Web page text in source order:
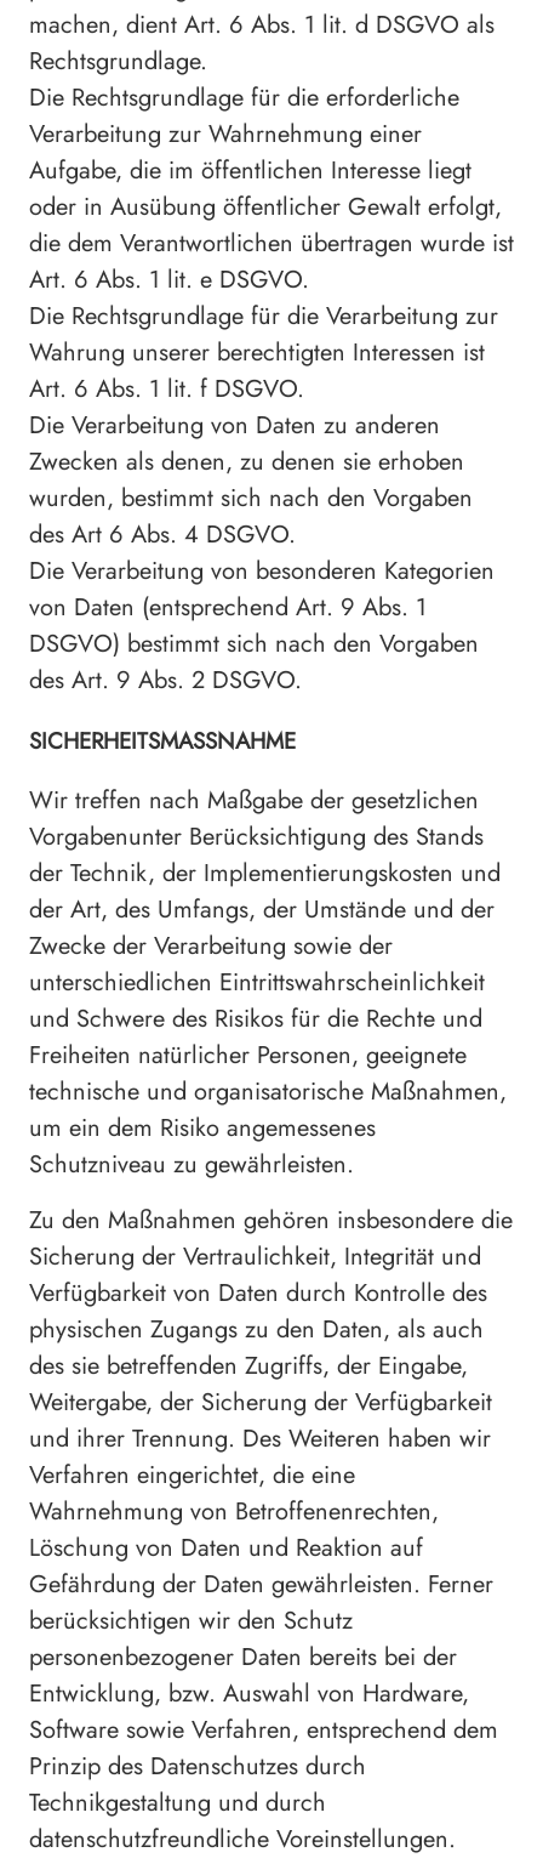
machen, dient Art. 6 Abs. 1 lit. d DSGVO als
Rechtsgrundlage.
Die Rechtsgrundlage für die erforderliche
Verarbeitung zur Wahrnehmung einer
Aufgabe, die im öffentlichen Interesse liegt
oder in Ausübung öffentlicher Gewalt erfolgt,
die dem Verantwortlichen übertragen wurde ist
Art. 6 Abs. 1 lit. e DSGVO.
Die Rechtsgrundlage für die Verarbeitung zur
Wahrung unserer berechtigten Interessen ist
Art. 6 Abs. 1 lit. f DSGVO.
Die Verarbeitung von Daten zu anderen
Zwecken als denen, zu denen sie erhoben
wurden, bestimmt sich nach den Vorgaben
des Art 6 Abs. 4 DSGVO.
Die Verarbeitung von besonderen Kategorien
von Daten (entsprechend Art. 9 Abs. 1
DSGVO) bestimmt sich nach den Vorgaben
des Art. 9 Abs. 2 DSGVO.
SICHERHEITSMASSNAHME
Wir treffen nach Maßgabe der gesetzlichen
Vorgabenunter Berücksichtigung des Stands
der Technik, der Implementierungskosten und
der Art, des Umfangs, der Umstände und der
Zwecke der Verarbeitung sowie der
unterschiedlichen Eintrittswahrscheinlichkeit
und Schwere des Risikos für die Rechte und
Freiheiten natürlicher Personen, geeignete
technische und organisatorische Maßnahmen,
um ein dem Risiko angemessenes
Schutzniveau zu gewährleisten.
Zu den Maßnahmen gehören insbesondere die
Sicherung der Vertraulichkeit, Integrität und
Verfügbarkeit von Daten durch Kontrolle des
physischen Zugangs zu den Daten, als auch
des sie betreffenden Zugriffs, der Eingabe,
Weitergabe, der Sicherung der Verfügbarkeit
und ihrer Trennung. Des Weiteren haben wir
Verfahren eingerichtet, die eine
Wahrnehmung von Betroffenenrechten,
Löschung von Daten und Reaktion auf
Gefährdung der Daten gewährleisten. Ferner
berücksichtigen wir den Schutz
personenbezogener Daten bereits bei der
Entwicklung, bzw. Auswahl von Hardware,
Software sowie Verfahren, entsprechend dem
Prinzip des Datenschutzes durch
Technikgestaltung und durch
datenschutzfreundliche Voreinstellungen.